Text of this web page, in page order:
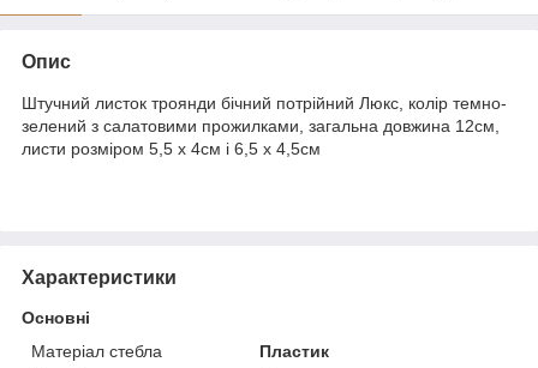
Опис
Штучний листок троянди бічний потрійний Люкс, колір темно-
зелений з салатовими прожилками, загальна довжина 12см,
листи розміром 5,5 х 4см і 6,5 х 4,5см
Характеристики
Основні
Матеріал стебла
Пластик